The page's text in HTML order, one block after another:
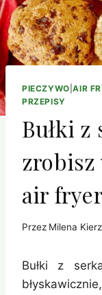
PIECZYWO |AIR
PRZEPISY
Bułki z
zrobisz
air
Przez Milena
Bułki z